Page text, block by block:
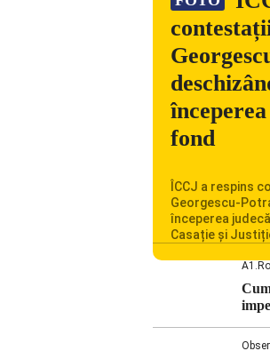
fond
ÎCCJ a respins
Georgescu-
începerea
Casație și
Horațiu Potra și
acuzați de
constituționale.
preliminară,
supremă au […]
A1.ro